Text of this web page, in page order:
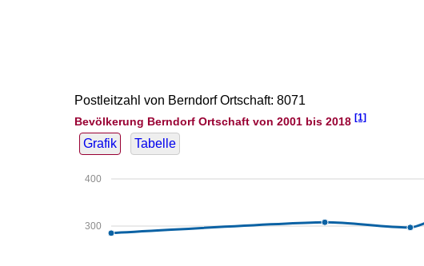
Postleitzahl von Berndorf Ortschaft: 8071
Bevölkerung Berndorf Ortschaft von 2001 bis 2018 [1]
Grafik Tabelle
300
400